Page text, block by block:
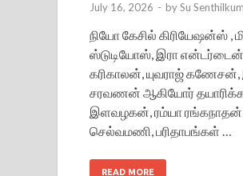
July 16, 2026 - bySu
நியோ கேசில் கிரியேஷன்ஸ் ,
ஸ்டுடியோஸ், இரா
கரிகாலன், யுவராஜ்
சரவணன் ஆகியோர் தயாரிக்க ,
இளவழகன், ரம்யா
செல்வமணி, பரிதாபங்கள் …
READ MORE